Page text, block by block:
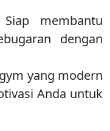
membantu
dengan
yang modern
Anda untuk